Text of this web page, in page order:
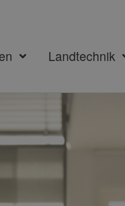
Landtechnik